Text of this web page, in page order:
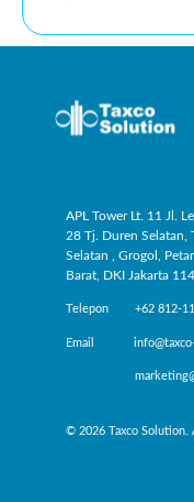
APL Tower Lt. 11 Jl.
28 Tj. Duren Selatan,
Selatan , Grogol,
Barat, DKI Jakarta
Telepon +62 812-
Email info@taxco-
© 2026 Taxco Solution.